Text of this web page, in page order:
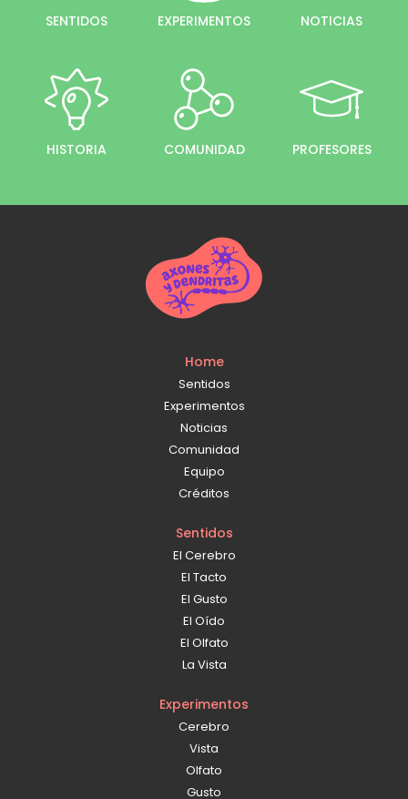
SENTIDOS EXPERIMENTOS NOTICIAS
HISTORIA COMUNIDAD PROFESORES
Home
Sentidos
Experimentos
Noticias
Comunidad
Equipo
Créditos
Sentidos
El Cerebro
El Tacto
El Gusto
El Oído
El Olfato
La Vista
Experimentos
Cerebro
Vista
Olfato
Gusto